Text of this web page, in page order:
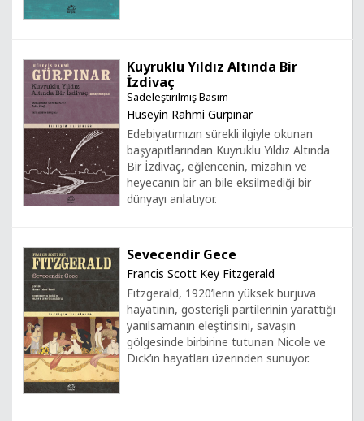
Kuyruklu Yıldız Altında Bir
İzdivaç
Sadeleştirilmiş Basım
Hüseyin Rahmi Gürpınar
Edebiyatımızın sürekli ilgiyle okunan
başyapıtlarından Kuyruklu Yıldız Altında
Bir İzdivaç, eğlencenin, mizahın ve
heyecanın bir an bile eksilmediği bir
dünyayı anlatıyor.
Sevecendir Gece
Francis Scott Key Fitzgerald
Fitzgerald, 1920’lerin yüksek burjuva
hayatının, gösterişli partilerinin yarattığı
yanılsamanın eleştirisini, savaşın
gölgesinde birbirine tutunan Nicole ve
Dick’in hayatları üzerinden sunuyor.